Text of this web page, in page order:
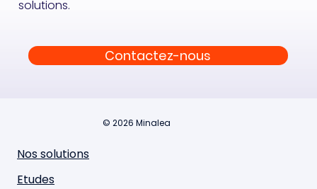
solutions.
Contactez-nous
© 2026 Minalea
Nos solutions
Etudes